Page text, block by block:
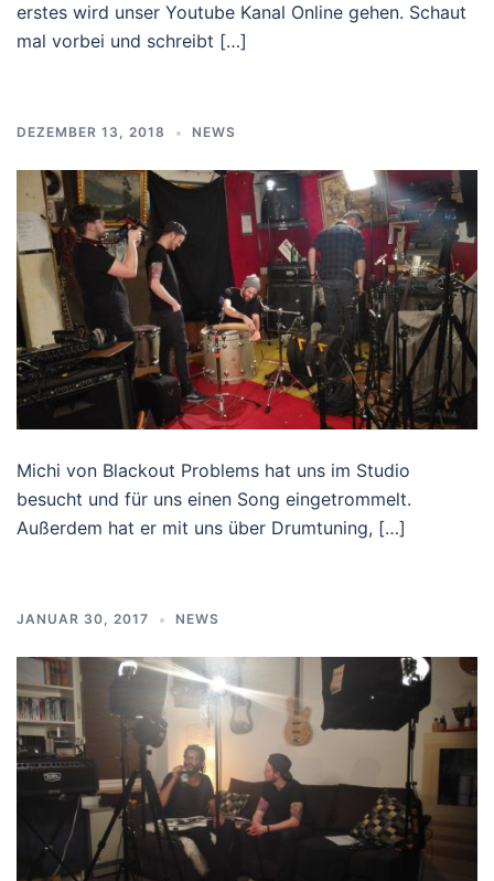
erstes wird unser Youtube Kanal Online gehen. Schaut
mal vorbei und schreibt […]
DEZEMBER 13, 2018 NEWS
Michi von Blackout Problems hat uns im Studio
besucht und für uns einen Song eingetrommelt.
Außerdem hat er mit uns über Drumtuning, […]
JANUAR 30, 2017 NEWS